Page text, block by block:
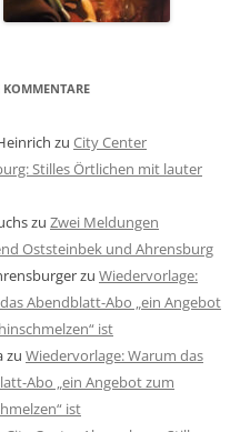
KOMMENTARE
zu City Center
Stilles Örtlichen mit lauter
zu Zwei Meldungen
Oststeinbek und Ahrensburg
zu Wiedervorlage:
Abendblatt-Abo „ein Angebot
ist
zu Wiedervorlage: Warum das
Abo „ein Angebot zum
ist